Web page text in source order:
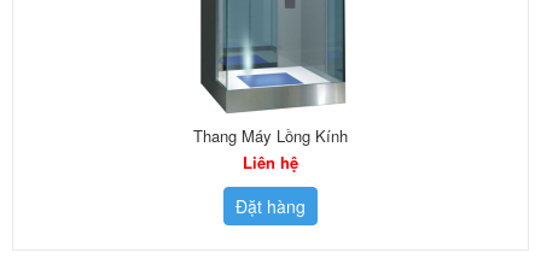
Thang Máy Lồng Kính
Liên hệ
Đặt hàng